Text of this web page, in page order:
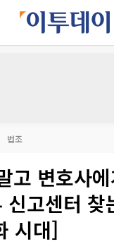
법조
고 변호사
신고센터
시대]